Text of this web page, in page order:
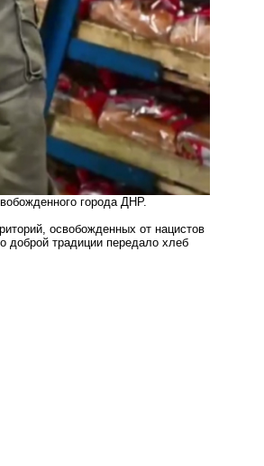
города ДНР.
освобожденных от нацистов
традиции передало хлеб